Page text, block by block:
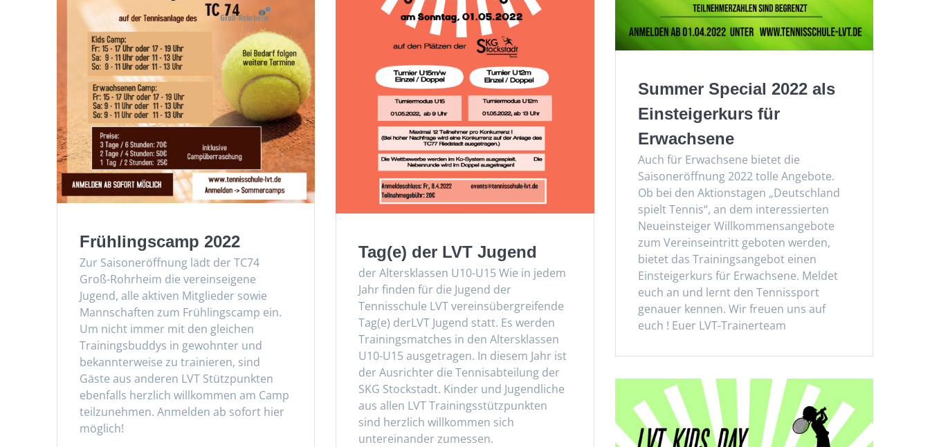
Summer Special 2022 als
Einsteigerkurs für
Erwachsene
Auch für Erwachsene bietet die
Saisoneröffnung 2022 tolle Angebote.
Ob bei den Aktionstagen „Deutschland
spielt Tennis“, an dem interessierten
Neueinsteiger Willkommensangebote
zum Vereinseintritt geboten werden,
bietet das Trainingsangebot einen
Einsteigerkurs für Erwachsene. Meldet
euch an und lernt den Tennissport
genauer kennen. Wir freuen uns auf
euch ! Euer LVT-Trainerteam
Frühlingscamp 2022
Zur Saisoneröffnung lädt der TC74
Groß-Rohrheim die vereinseigene
Jugend, alle aktiven Mitglieder sowie
Mannschaften zum Frühlingscamp ein.
Um nicht immer mit den gleichen
Trainingsbuddys in gewohnter und
bekannterweise zu trainieren, sind
Gäste aus anderen LVT Stützpunkten
ebenfalls herzlich willkommen am Camp
teilzunehmen. Anmelden ab sofort hier
möglich!
Tag(e) der LVT Jugend
der Altersklassen U10-U15 Wie in jedem
Jahr finden für die Jugend der
Tennisschule LVT vereinsübergreifende
Tag(e) derLVT Jugend statt. Es werden
Trainingsmatches in den Altersklassen
U10-U15 ausgetragen. In diesem Jahr ist
der Ausrichter die Tennisabteilung der
SKG Stockstadt. Kinder und Jugendliche
aus allen LVT Trainingsstützpunkten
sind herzlich willkommen sich
untereinander zumessen.